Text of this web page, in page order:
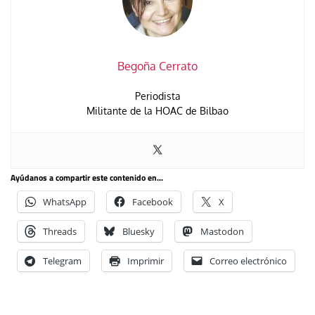
Begoña Cerrato
Periodista
Militante de la HOAC de Bilbao
Ayúdanos a compartir este contenido en...
WhatsApp Facebook X
Threads Bluesky Mastodon
Telegram Imprimir Correo electrónico